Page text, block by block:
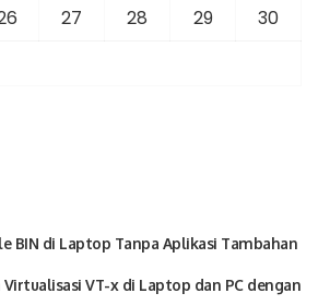
27 28 29
30
BIN di Laptop Tanpa Aplikasi Tambahan
VT-x di Laptop dan PC dengan